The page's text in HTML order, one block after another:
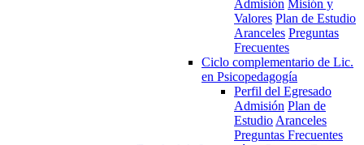
Admisión Misión y
Valores Plan de Estudio
Aranceles Preguntas
Frecuentes
Ciclo complementario de Lic.
en Psicopedagogía
Perfil del Egresado
Admisión Plan de
EstudioAranceles
Preguntas Frecuentes